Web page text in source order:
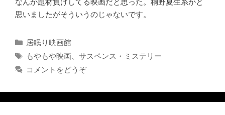
思いましたがそういうのじゃないです。
カ
テ
ゴ
リ
居眠り映画館
タ
グ
もやもや映画、 サスペンス・ミステリー
コメントをどうぞ